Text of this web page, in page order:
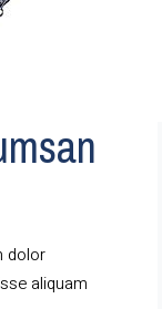
dolor
aliquam